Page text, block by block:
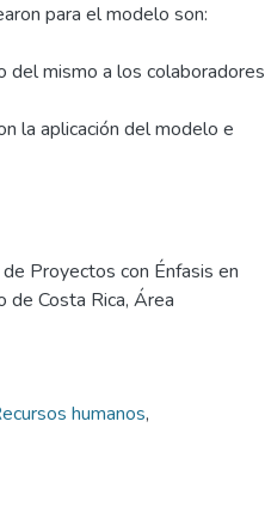
para el modelo son:
del mismo a los colaboradores
la aplicación del modelo e
Proyectos con Énfasis en
Costa Rica, Área
humanos,